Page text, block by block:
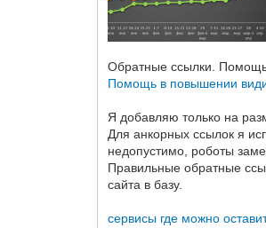
Обратные ссылки.
Помощь в повышении
Я добавляю только на
Для анкорных ссылок я
недопустимо, роботы
Правильные обратные
сайта в базу.
сервисы где можно